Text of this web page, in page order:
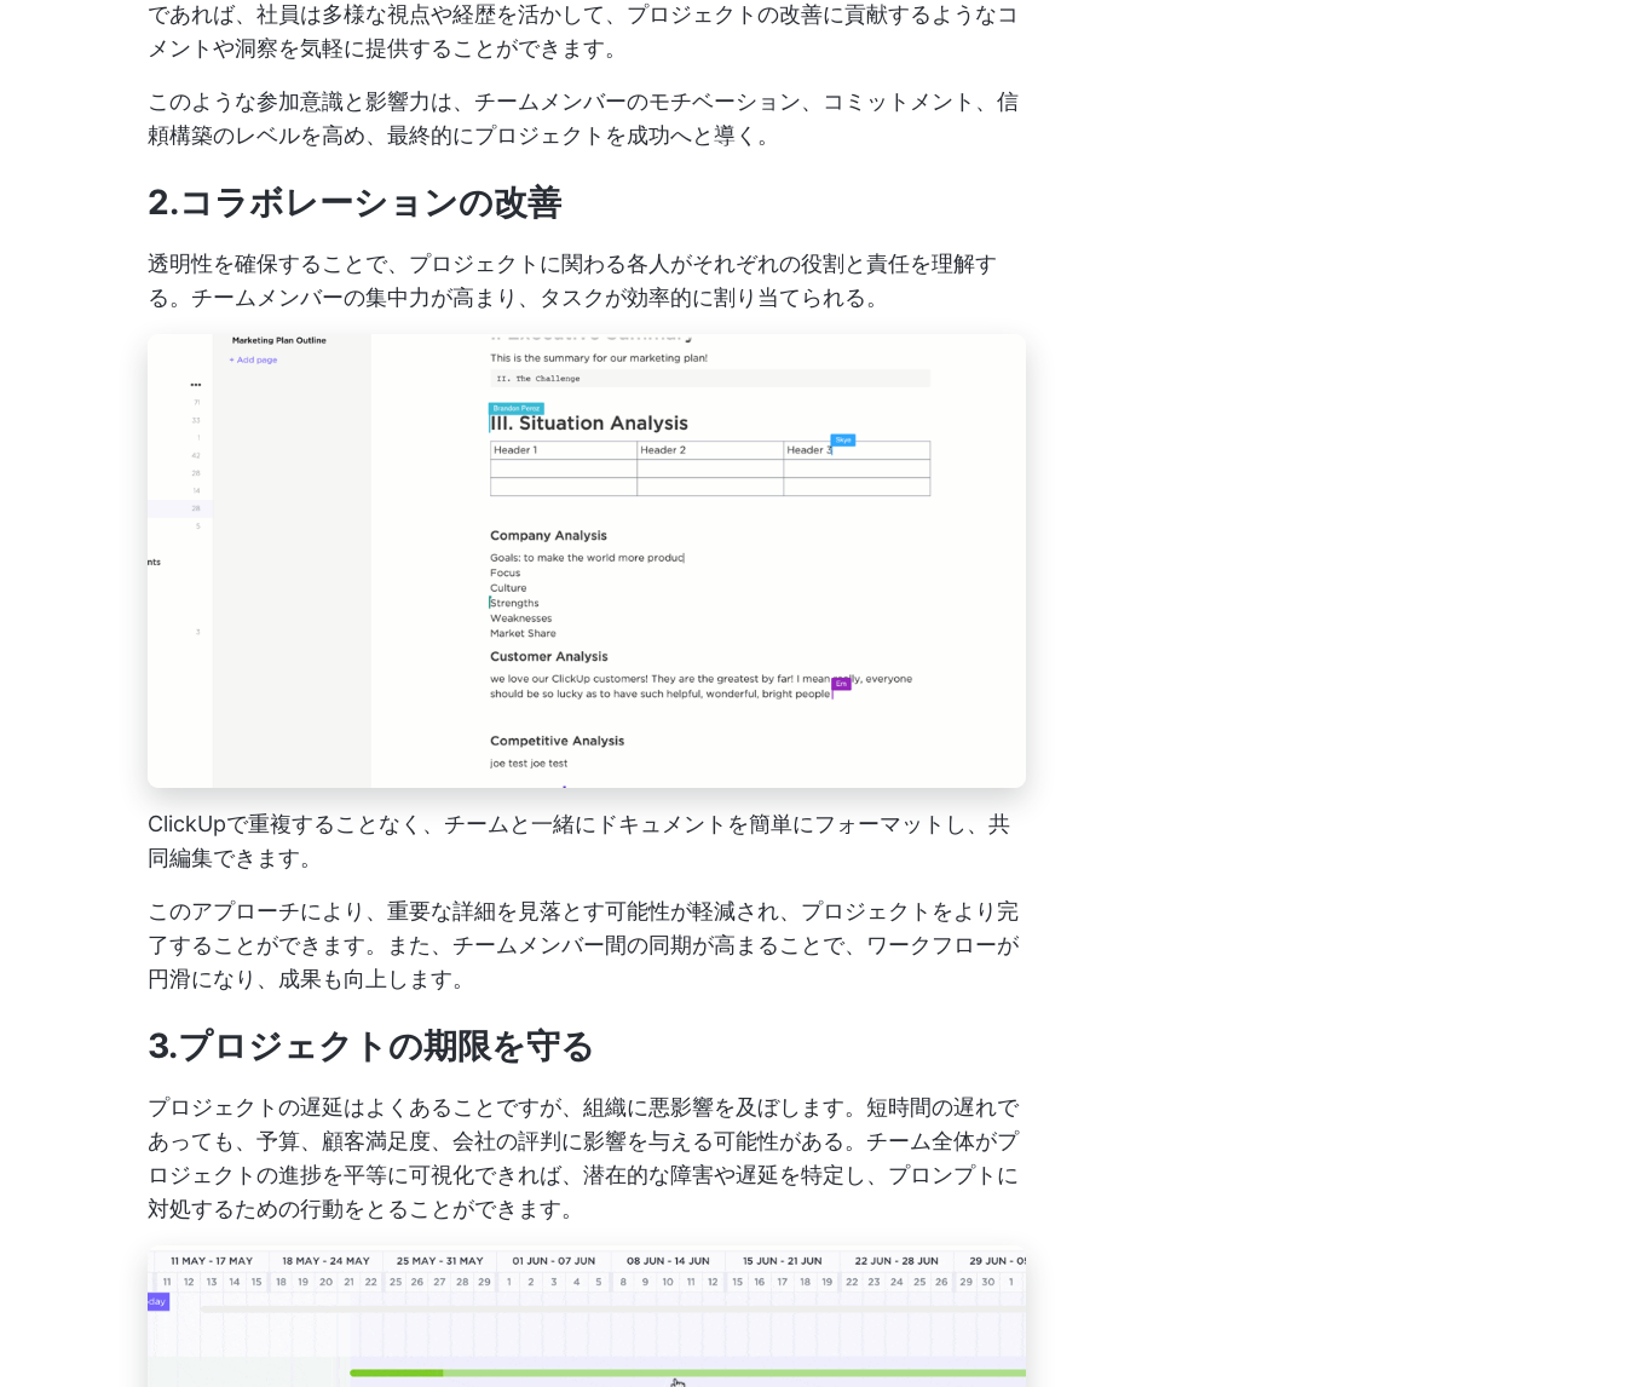
であれば、社員は多様な視点や経歴を活かして、プロジェクトの改善に貢献するようなコ
メントや洞察を気軽に提供することができます。
このような参加意識と影響力は、チームメンバーのモチベーション、コミットメント、信
頼構築のレベルを高め、最終的にプロジェクトを成功へと導く。
2.コラボレーションの改善
透明性を確保することで、プロジェクトに関わる各人がそれぞれの役割と責任を理解す
る。チームメンバーの集中力が高まり、タスクが効率的に割り当てられる。
ClickUpで重複することなく、チームと一緒にドキュメントを簡単にフォーマットし、共
同編集できます。
このアプローチにより、重要な詳細を見落とす可能性が軽減され、プロジェクトをより完
了することができます。また、チームメンバー間の同期が高まることで、ワークフローが
円滑になり、成果も向上します。
3.プロジェクトの期限を守る
プロジェクトの遅延はよくあることですが、組織に悪影響を及ぼします。短時間の遅れで
あっても、予算、顧客満足度、会社の評判に影響を与える可能性がある。チーム全体がプ
ロジェクトの進捗を平等に可視化できれば、潜在的な障害や遅延を特定し、プロンプトに
対処するための行動をとることができます。